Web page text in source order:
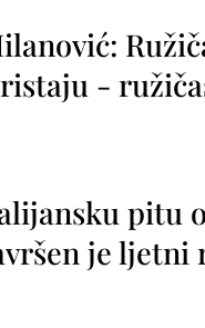
-
pitu
je ljetni